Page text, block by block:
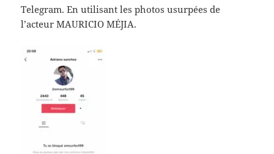
Telegram. En utilisant les photos usurpées de
l’acteur MAURICIO MÉJIA.